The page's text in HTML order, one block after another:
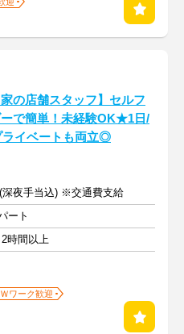
家の店舗スタッフ】セルフ
で簡単！未経験OK★1日/
ライベートも両立◎
深夜手当込) ※交通費支給
ート
時間以上
ワーク歓迎